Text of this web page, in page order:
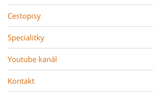
Cestopisy
Specialitky
Youtube kanál
Kontakt